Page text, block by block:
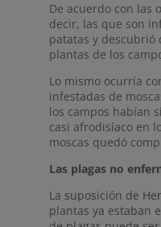
De acuerdo con las
decir, las que son
patatas y descubrió
plantas de los
Lo mismo ocurría
infestadas de
los campos habían
casi afrodisíaco en
moscas quedó
Las plagas no
La suposición de
plantas ya estaban